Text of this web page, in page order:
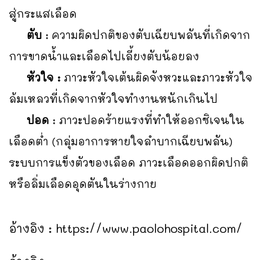
สู่กระแสเลือด
ตับ : ความผิดปกติของตับเฉียบพลันที่เกิดจาก
การขาดน้ำและเลือดไปเลี้ยงตับน้อยลง
หัวใจ : ภาวะหัวใจเต้นผิดจังหวะและภาวะหัวใจ
ล้มเหลวที่เกิดจากหัวใจทำงานหนักเกินไป
ปอด : ภาวะปอดร้ายแรงที่ทำให้ออกซิเจนใน
เลือดต่ำ (กลุ่มอาการหายใจลำบากเฉียบพลัน)
ระบบการแข็งตัวของเลือด ภาวะเลือดออกผิดปกติ
หรือลิ่มเลือดอุดตันในร่างกาย
อ้างอิง : https://www.paolohospital.com/